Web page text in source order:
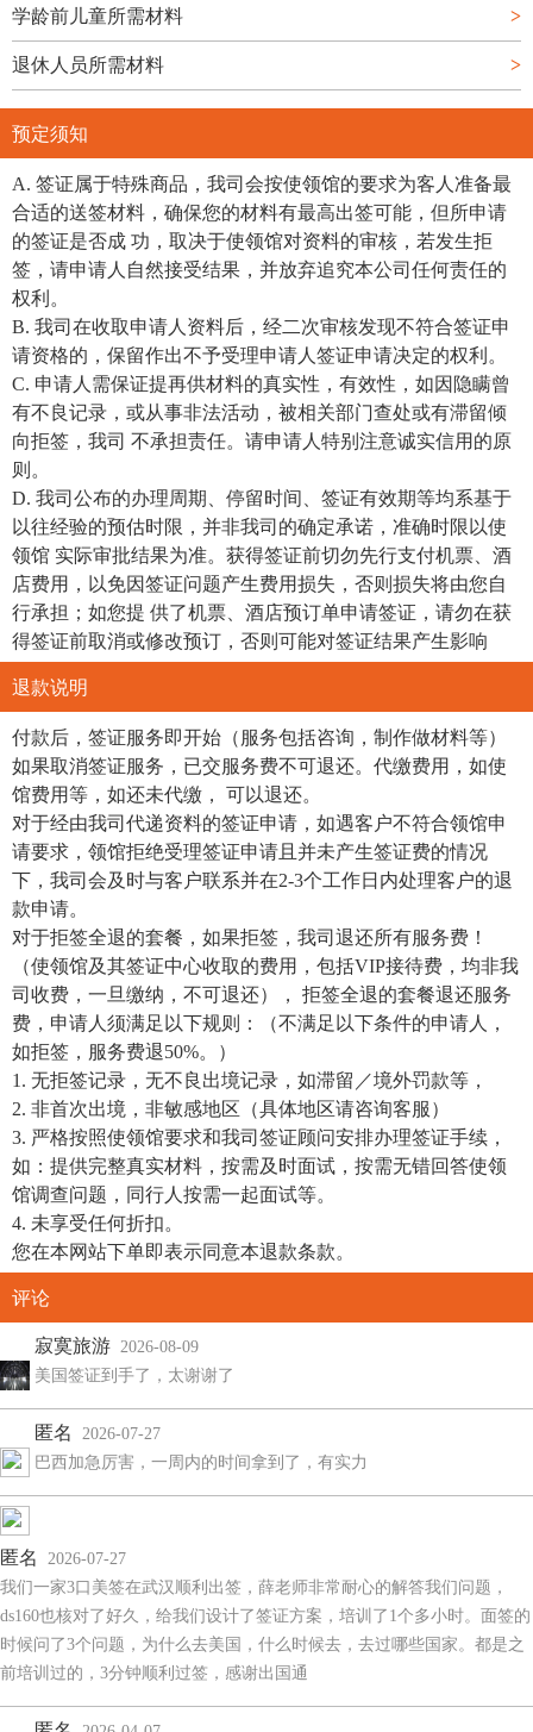
学龄前儿童所需材料 >
退休人员所需材料 >
预定须知
A. 签证属于特殊商品，我司会按使领馆的要求为客人准备最
合适的送签材料，确保您的材料有最高出签可能，但所申请
的签证是否成 功，取决于使领馆对资料的审核，若发生拒
签，请申请人自然接受结果，并放弃追究本公司任何责任的
权利。
B. 我司在收取申请人资料后，经二次审核发现不符合签证申
请资格的，保留作出不予受理申请人签证申请决定的权利。
C. 申请人需保证提再供材料的真实性，有效性，如因隐瞒曾
有不良记录，或从事非法活动，被相关部门查处或有滞留倾
向拒签，我司 不承担责任。请申请人特别注意诚实信用的原
则。
D. 我司公布的办理周期、停留时间、签证有效期等均系基于
以往经验的预估时限，并非我司的确定承诺，准确时限以使
领馆 实际审批结果为准。获得签证前切勿先行支付机票、酒
店费用，以免因签证问题产生费用损失，否则损失将由您自
行承担；如您提 供了机票、酒店预订单申请签证，请勿在获
得签证前取消或修改预订，否则可能对签证结果产生影响
退款说明
付款后，签证服务即开始（服务包括咨询，制作做材料等）
如果取消签证服务，已交服务费不可退还。代缴费用，如使
馆费用等，如还未代缴， 可以退还。
对于经由我司代递资料的签证申请，如遇客户不符合领馆申
请要求，领馆拒绝受理签证申请且并未产生签证费的情况
下，我司会及时与客户联系并在2-3个工作日内处理客户的退
款申请。
对于拒签全退的套餐，如果拒签，我司退还所有服务费！
（使领馆及其签证中心收取的费用，包括VIP接待费，均非我
司收费，一旦缴纳，不可退还）， 拒签全退的套餐退还服务
费，申请人须满足以下规则：（不满足以下条件的申请人，
如拒签，服务费退50%。）
1. 无拒签记录，无不良出境记录，如滞留／境外罚款等，
2. 非首次出境，非敏感地区（具体地区请咨询客服）
3. 严格按照使领馆要求和我司签证顾问安排办理签证手续，
如：提供完整真实材料，按需及时面试，按需无错回答使领
馆调查问题，同行人按需一起面试等。
4. 未享受任何折扣。
您在本网站下单即表示同意本退款条款。
评论
寂寞旅游 2026-08-09
美国签证到手了，太谢谢了
匿名 2026-07-27
巴西加急厉害，一周内的时间拿到了，有实力
匿名 2026-07-27
我们一家3口美签在武汉顺利出签，薛老师非常耐心的解答我们问题，
ds160也核对了好久，给我们设计了签证方案，培训了1个多小时。面签的
时候问了3个问题，为什么去美国，什么时候去，去过哪些国家。都是之
前培训过的，3分钟顺利过签，感谢出国通